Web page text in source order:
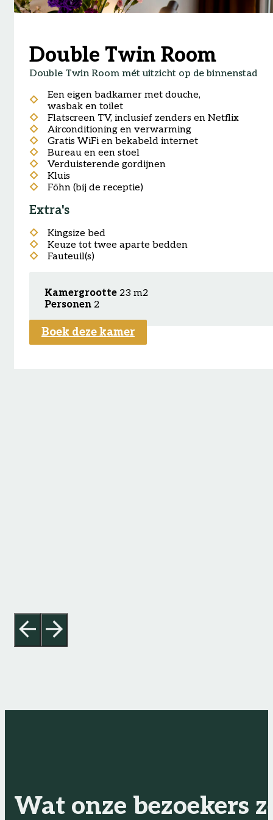
Double Twin Room
Double Twin Room mét uitzicht op de binnenstad
Een eigen badkamer met douche,
wasbak en toilet
Flatscreen TV, inclusief zenders en Netflix
Airconditioning en verwarming
Gratis WiFi en bekabeld internet
Bureau en een stoel
Verduisterende gordijnen
Kluis
Föhn (bij de receptie)
Extra's
Kingsize bed
Keuze tot twee aparte bedden
Fauteuil(s)
Kamergrootte 23 m2
Personen 2
Boek deze kamer
Wat onze bezoekers